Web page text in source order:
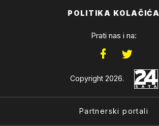
POLITIKA KOLAČIĆA
Prati nas i na:
Copyright 2026.
Partnerski portali